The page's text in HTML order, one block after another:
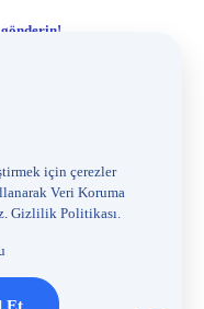
için çerezler
Veri Koruma
Gizlilik Politikası.